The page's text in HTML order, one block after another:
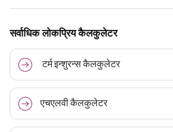
सर्वाधिक लोकप्रिय कैलकुलेटर
टर्म इन्शुरन्स कैलकुलेटर
एचएलवी कैलकुलेटर